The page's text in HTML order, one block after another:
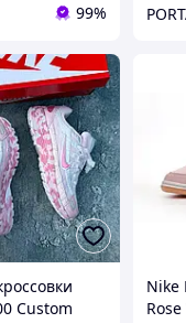
99%
Custom
Nike